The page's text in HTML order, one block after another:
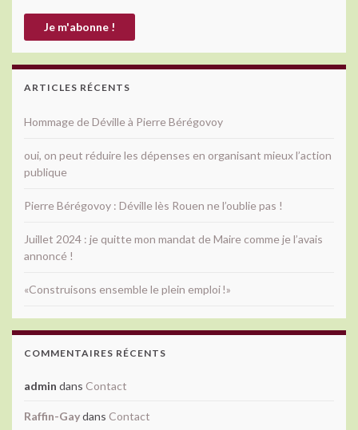
ARTICLES RÉCENTS
Hommage de Déville à Pierre Bérégovoy
oui, on peut réduire les dépenses en organisant mieux l’action
publique
Pierre Bérégovoy : Déville lès Rouen ne l’oublie pas !
Juillet 2024 : je quitte mon mandat de Maire comme je l’avais
annoncé !
«Construisons ensemble le plein emploi !»
COMMENTAIRES RÉCENTS
admin dans Contact
Raffin-Gaydans Contact